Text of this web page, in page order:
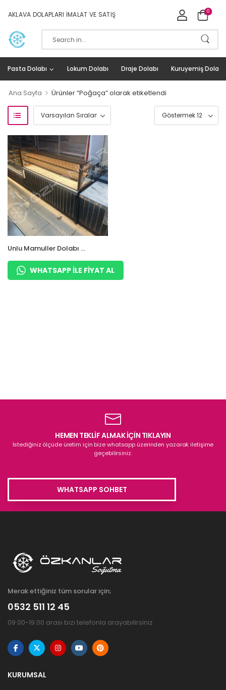
DOLAPLARI İMALAT VE SATIŞ 0
Pasta Dolabı Lokum Dolabı Draje Dolabı Kuruyemiş Dolabı
Ana Sayfa > Ürünler “Poğaça” olarak etiketlendi
Unlu Mamuller Dolabı –
Baklava Dolabı
WHATSAPP ILE FIYAT AL
HEMEN TEKLİF ALMAK İÇİN TIKLAYIN
İstediğiniz ölçüde üretim için bize whatsapp üzerinden yazarak iletişime
geçebilirsiniz.
WHATSAPP SOHBET
Merak ettiğiniz tüm sorular için;
0532 511 12 45
09.00-19.00 arası bizi telefonla arayabilirsiniz
KURUMSAL